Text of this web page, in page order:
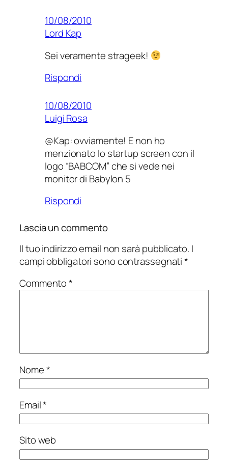
10/08/2010
Lord Kap
Sei veramente strageek!
Rispondi
10/08/2010
Luigi Rosa
@Kap: ovviamente! E non ho
menzionato lo startup screen con il
logo “BABCOM” che si vede nei
monitor di Babylon 5
Rispondi
Lascia un commento
Il tuo indirizzo email non sarà pubblicato. I
campi obbligatori sono contrassegnati*
Commento*
Nome*
Email*
Sito web